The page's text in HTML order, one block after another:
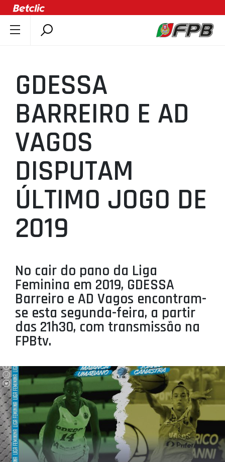
ÚLTIMAS
COMPETIÇÕES
ASSOCIAÇÕES
CLUBES
AGENTES
AGENDA
SELEÇÕES
MINIBASQUETE
ÁREA TÉCNICA
PROJETOS
LIGA BETCLIC FEMININA
GDESSA
BARREIRO E AD
VAGOS
DISPUTAM
ÚLTIMO JOGO DE
2019
No cair do pano da Liga
Feminina em 2019, GDESSA
Barreiro e AD Vagos encontram-
se esta segunda-feira, a partir
das 21h30, com transmissão na
FPBtv.